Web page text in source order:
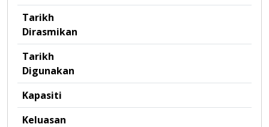
Tarikh
Dirasmikan
Tarikh
Digunakan
Kapasiti
Keluasan